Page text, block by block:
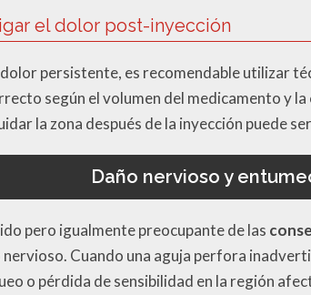
el dolor post-inyección
persistente, es recomendable utilizar
según el volumen del medicamento y
la zona después de la inyección puede
Daño nervioso y
pero igualmente preocupante de las
nervioso. Cuando una aguja perfora
o pérdida de sensibilidad en la región